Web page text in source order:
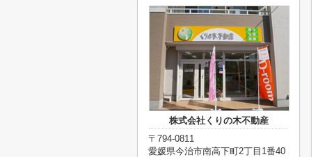
株式会社くりの木不動産
〒794-0811
愛媛県今治市南高下町2丁目1番40